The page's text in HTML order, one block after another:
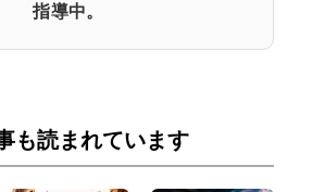
指導中。
も読まれています